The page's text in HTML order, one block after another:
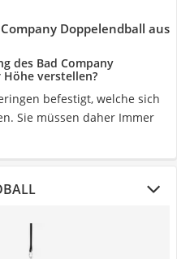
Doppelendball aus
des Bad Company
verstellen?
befestigt, welche sich
Sie müssen daher Immer